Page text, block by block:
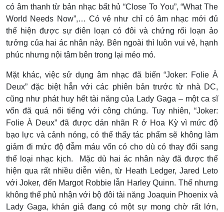
có âm thanh từ bản nhạc bất hủ “Close To You”, “What The
World Needs Now”,… Có vẻ như chỉ có âm nhạc mới đủ
thể hiện được sự điên loạn có đôi và chứng rối loạn ảo
tưởng của hai ác nhân này. Bên ngoài thì luôn vui vẻ, hạnh
phúc nhưng nội tâm bên trong lại méo mó.
Mặt khác, việc sử dụng âm nhạc đã biến“Joker: Folie À
Deux” đặc biệt hẳn với các phiên bản trước từ nhà DC,
cũng như phát huy hết tài năng của Lady Gaga – một ca sĩ
vốn đã quá nổi tiếng với công chúng. Tuy nhiên, “Joker:
Folie À Deux” đã được dán nhãn R ở Hoa Kỳ vì mức độ
bạo lực và cảnh nóng, có thể thấy tác phẩm sẽ không làm
giảm đi mức độ đẫm máu vốn có cho dù có thay đổi sang
thể loại nhạc kịch. Mặc dù hai ác nhân này đã được thể
hiện qua rất nhiều diễn viên, từ Heath Ledger, Jared Leto
với Joker, đến Margot Robbie lẫn Harley Quinn. Thế nhưng
không thể phủ nhận với bộ đôi tài năng Joaquin Phoenix và
Lady Gaga, khán giả đang có một sự mong chờ rất lớn,